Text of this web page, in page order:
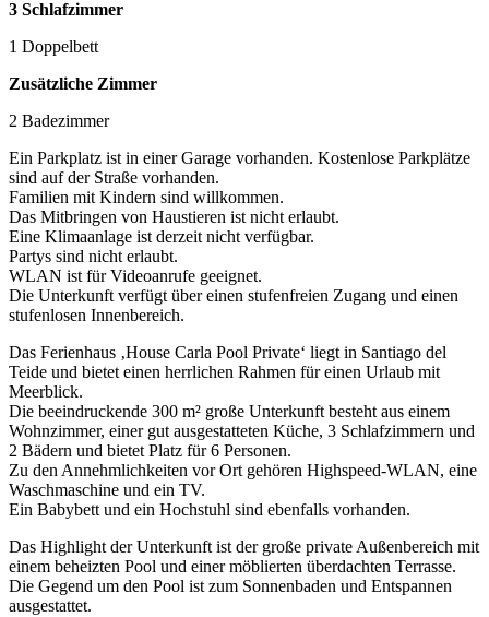
3 Schlafzimmer
1 Doppelbett
Zusätzliche Zimmer
2 Badezimmer
Ein Parkplatz ist in einer Garage vorhanden. Kostenlose Parkplätze
sind auf der Straße vorhanden.
Familien mit Kindern sind willkommen.
Das Mitbringen von Haustieren ist nicht erlaubt.
Eine Klimaanlage ist derzeit nicht verfügbar.
Partys sind nicht erlaubt.
WLAN ist für Videoanrufe geeignet.
Die Unterkunft verfügt über einen stufenfreien Zugang und einen
stufenlosen Innenbereich.
Das Ferienhaus ‚House Carla Pool Private‘ liegt in Santiago del
Teide und bietet einen herrlichen Rahmen für einen Urlaub mit
Meerblick.
Die beeindruckende 300 m² große Unterkunft besteht aus einem
Wohnzimmer, einer gut ausgestatteten Küche, 3 Schlafzimmern und
2 Bädern und bietet Platz für 6 Personen.
Zu den Annehmlichkeiten vor Ort gehören Highspeed-WLAN, eine
Waschmaschine und ein TV.
Ein Babybett und ein Hochstuhl sind ebenfalls vorhanden.
Das Highlight der Unterkunft ist der große private Außenbereich mit
einem beheizten Pool und einer möblierten überdachten Terrasse.
Die Gegend um den Pool ist zum Sonnenbaden und Entspannen
ausgestattet.